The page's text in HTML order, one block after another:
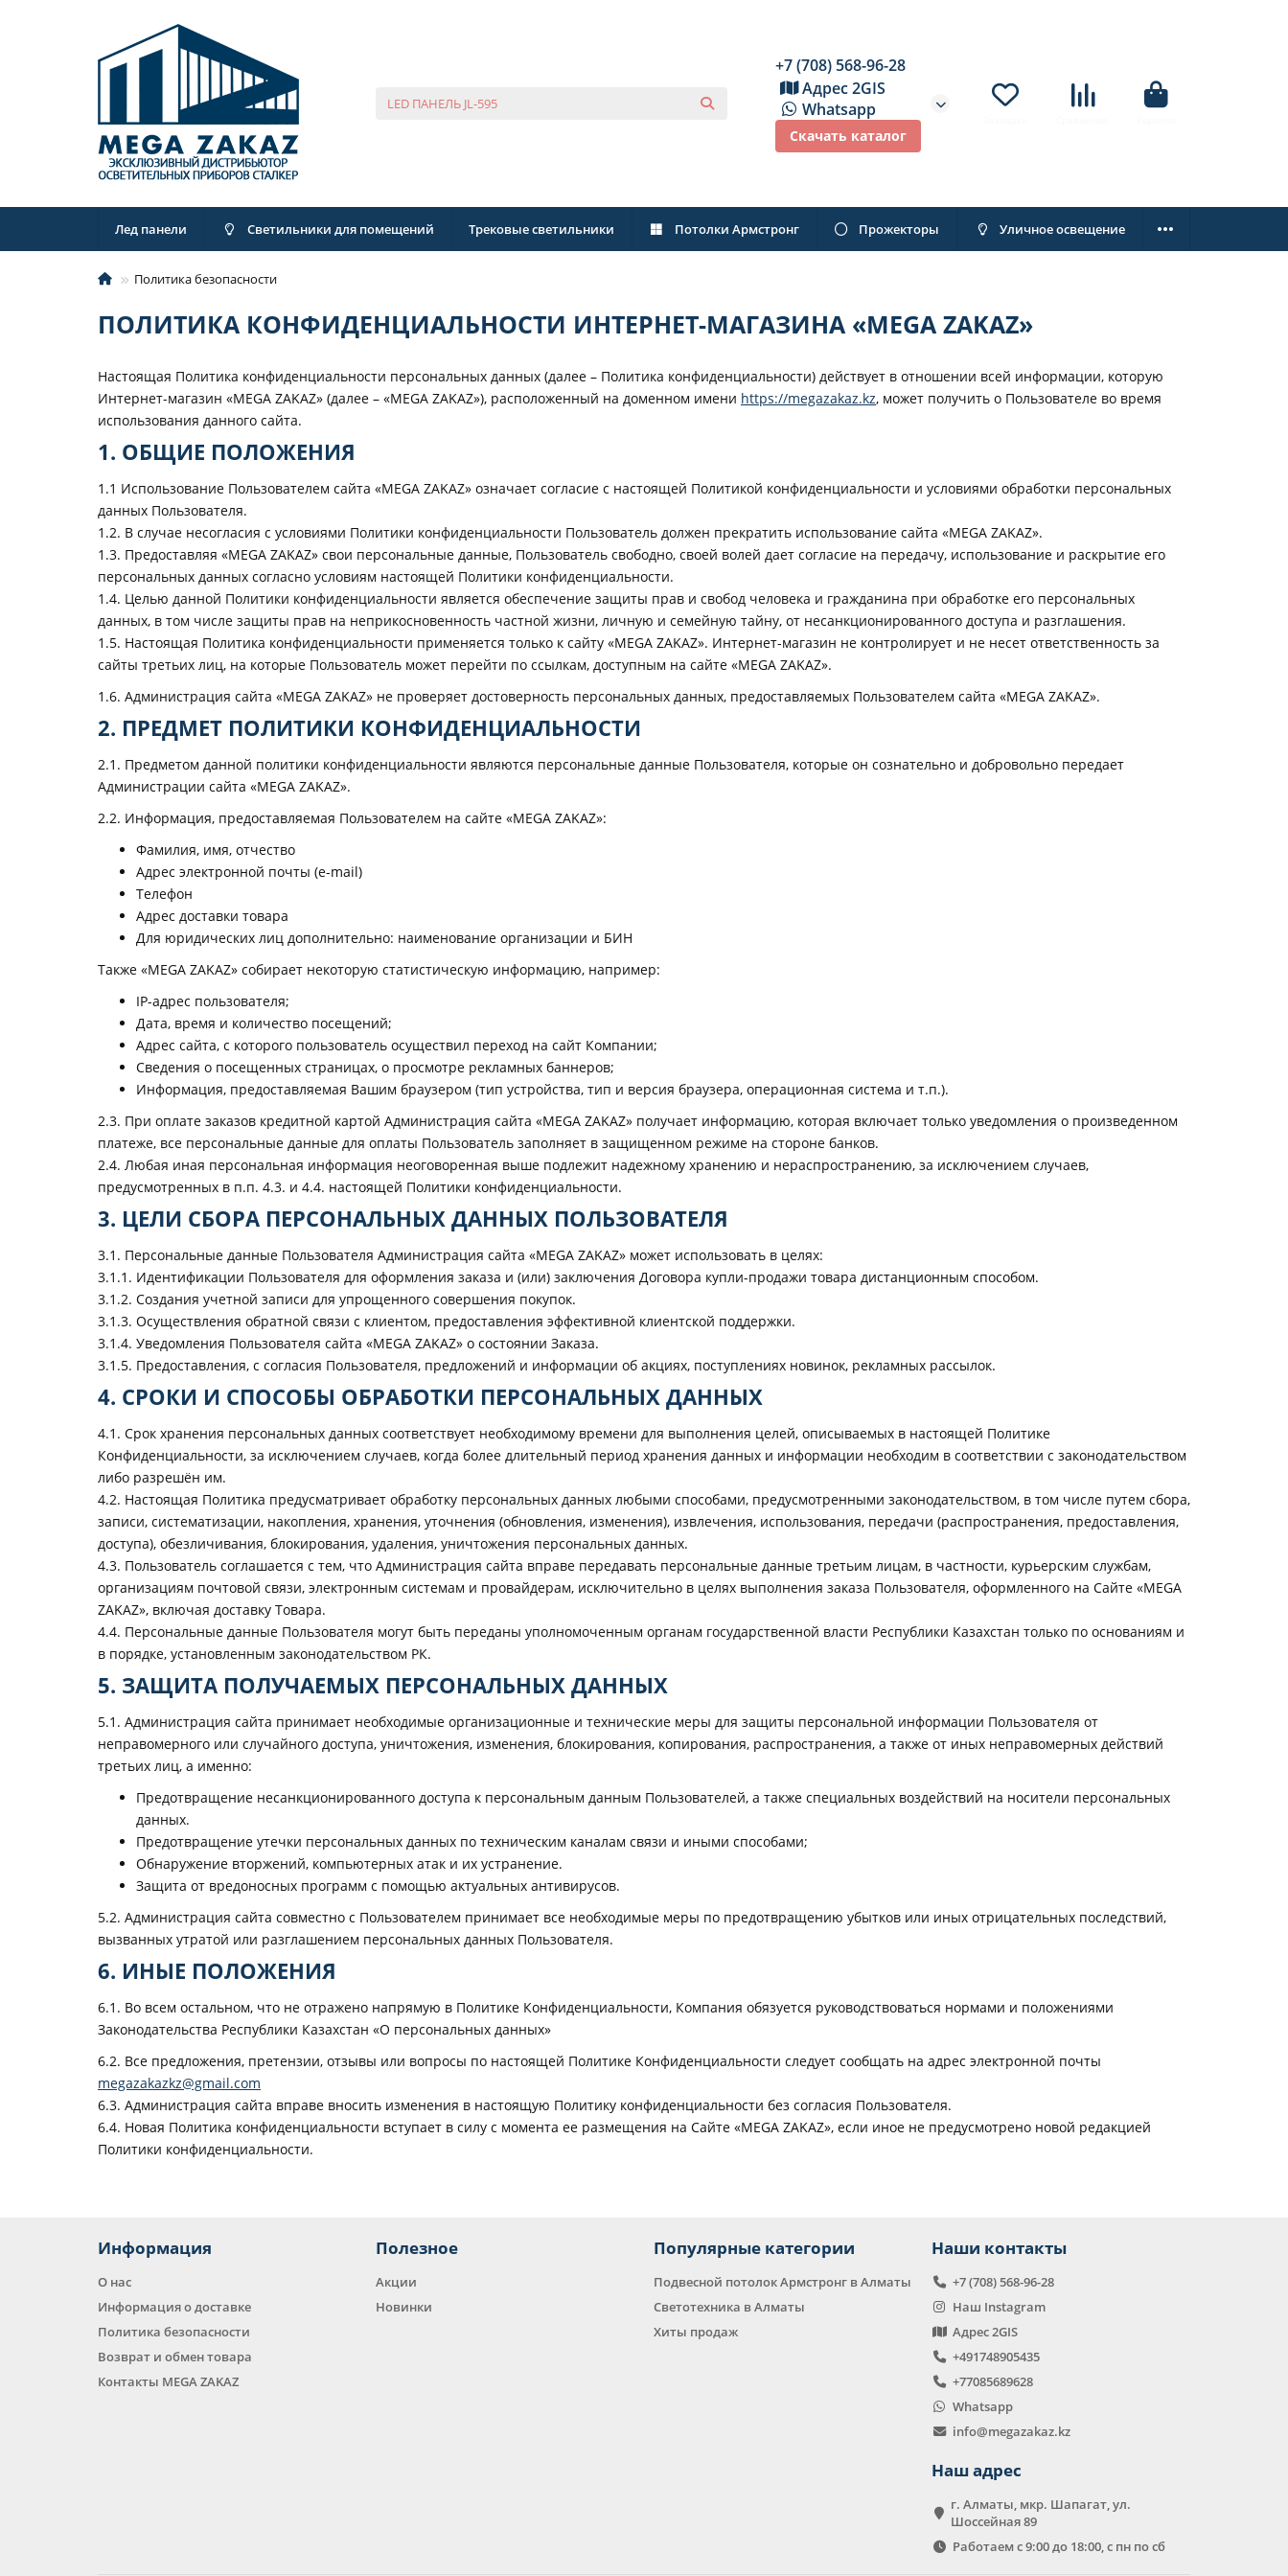
+7 (708) 568-96-28
Адрес 2GIS
Whatsapp
Скачать каталог
Лед панели Светильники для помещений Трековые светильники Потолки Армстронг Прожекторы Уличное освещение
Политика безопасности
ПОЛИТИКА КОНФИДЕНЦИАЛЬНОСТИ ИНТЕРНЕТ-МАГАЗИНА «MEGA ZAKAZ»
Настоящая Политика конфиденциальности персональных данных (далее – Политика конфиденциальности) действует в отношении всей информации, которую
Интернет-магазин «MEGA ZAKAZ» (далее – «MEGA ZAKAZ»), расположенный на доменном имени https://megazakaz.kz, может получить о Пользователе во время
использования данного сайта.
1. ОБЩИЕ ПОЛОЖЕНИЯ
1.1 Использование Пользователем сайта «MEGA ZAKAZ» означает согласие с настоящей Политикой конфиденциальности и условиями обработки персональных
данных Пользователя.
1.2. В случае несогласия с условиями Политики конфиденциальности Пользователь должен прекратить использование сайта «MEGA ZAKAZ».
1.3. Предоставляя «MEGA ZAKAZ» свои персональные данные, Пользователь свободно, своей волей дает согласие на передачу, использование и раскрытие его
персональных данных согласно условиям настоящей Политики конфиденциальности.
1.4. Целью данной Политики конфиденциальности является обеспечение защиты прав и свобод человека и гражданина при обработке его персональных
данных, в том числе защиты прав на неприкосновенность частной жизни, личную и семейную тайну, от несанкционированного доступа и разглашения.
1.5. Настоящая Политика конфиденциальности применяется только к сайту «MEGA ZAKAZ». Интернет-магазин не контролирует и не несет ответственность за
сайты третьих лиц, на которые Пользователь может перейти по ссылкам, доступным на сайте «MEGA ZAKAZ».
1.6. Администрация сайта «MEGA ZAKAZ» не проверяет достоверность персональных данных, предоставляемых Пользователем сайта «MEGA ZAKAZ».
2. ПРЕДМЕТ ПОЛИТИКИ КОНФИДЕНЦИАЛЬНОСТИ
2.1. Предметом данной политики конфиденциальности являются персональные данные Пользователя, которые он сознательно и добровольно передает
Администрации сайта «MEGA ZAKAZ».
2.2. Информация, предоставляемая Пользователем на сайте «MEGA ZAKAZ»:
Фамилия, имя, отчество
Адрес электронной почты (e-mail)
Телефон
Адрес доставки товара
Для юридических лиц дополнительно: наименование организации и БИН
Также «MEGA ZAKAZ» собирает некоторую статистическую информацию, например:
IP-адрес пользователя;
Дата, время и количество посещений;
Адрес сайта, с которого пользователь осуществил переход на сайт Компании;
Сведения о посещенных страницах, о просмотре рекламных баннеров;
Информация, предоставляемая Вашим браузером (тип устройства, тип и версия браузера, операционная система и т.п.).
2.3. При оплате заказов кредитной картой Администрация сайта «MEGA ZAKAZ» получает информацию, которая включает только уведомления о произведенном
платеже, все персональные данные для оплаты Пользователь заполняет в защищенном режиме на стороне банков.
2.4. Любая иная персональная информация неоговоренная выше подлежит надежному хранению и нераспространению, за исключением случаев,
предусмотренных в п.п. 4.3. и 4.4. настоящей Политики конфиденциальности.
3. ЦЕЛИ СБОРА ПЕРСОНАЛЬНЫХ ДАННЫХ ПОЛЬЗОВАТЕЛЯ
3.1. Персональные данные Пользователя Администрация сайта «MEGA ZAKAZ» может использовать в целях:
3.1.1. Идентификации Пользователя для оформления заказа и (или) заключения Договора купли-продажи товара дистанционным способом.
3.1.2. Создания учетной записи для упрощенного совершения покупок.
3.1.3. Осуществления обратной связи с клиентом, предоставления эффективной клиентской поддержки.
3.1.4. Уведомления Пользователя сайта «MEGA ZAKAZ» о состоянии Заказа.
3.1.5. Предоставления, с согласия Пользователя, предложений и информации об акциях, поступлениях новинок, рекламных рассылок.
4. СРОКИ И СПОСОБЫ ОБРАБОТКИ ПЕРСОНАЛЬНЫХ ДАННЫХ
4.1. Срок хранения персональных данных соответствует необходимому времени для выполнения целей, описываемых в настоящей Политике
Конфиденциальности, за исключением случаев, когда более длительный период хранения данных и информации необходим в соответствии с законодательством
либо разрешён им.
4.2. Настоящая Политика предусматривает обработку персональных данных любыми способами, предусмотренными законодательством, в том числе путем сбора,
записи, систематизации, накопления, хранения, уточнения (обновления, изменения), извлечения, использования, передачи (распространения, предоставления,
доступа), обезличивания, блокирования, удаления, уничтожения персональных данных.
4.3. Пользователь соглашается с тем, что Администрация сайта вправе передавать персональные данные третьим лицам, в частности, курьерским службам,
организациям почтовой связи, электронным системам и провайдерам, исключительно в целях выполнения заказа Пользователя, оформленного на Сайте «MEGA
ZAKAZ», включая доставку Товара.
4.4. Персональные данные Пользователя могут быть переданы уполномоченным органам государственной власти Республики Казахстан только по основаниям и
в порядке, установленным законодательством РК.
5. ЗАЩИТА ПОЛУЧАЕМЫХ ПЕРСОНАЛЬНЫХ ДАННЫХ
5.1. Администрация сайта принимает необходимые организационные и технические меры для защиты персональной информации Пользователя от
неправомерного или случайного доступа, уничтожения, изменения, блокирования, копирования, распространения, а также от иных неправомерных действий
третьих лиц, а именно:
Предотвращение несанкционированного доступа к персональным данным Пользователей, а также специальных воздействий на носители персональных
данных.
Предотвращение утечки персональных данных по техническим каналам связи и иными способами;
Обнаружение вторжений, компьютерных атак и их устранение.
Защита от вредоносных программ с помощью актуальных антивирусов.
5.2. Администрация сайта совместно с Пользователем принимает все необходимые меры по предотвращению убытков или иных отрицательных последствий,
вызванных утратой или разглашением персональных данных Пользователя.
6. ИНЫЕ ПОЛОЖЕНИЯ
6.1. Во всем остальном, что не отражено напрямую в Политике Конфиденциальности, Компания обязуется руководствоваться нормами и положениями
Законодательства Республики Казахстан «О персональных данных»
6.2. Все предложения, претензии, отзывы или вопросы по настоящей Политике Конфиденциальности следует сообщать на адрес электронной почты
megazakazkz@gmail.com
6.3. Администрация сайта вправе вносить изменения в настоящую Политику конфиденциальности без согласия Пользователя.
6.4. Новая Политика конфиденциальности вступает в силу с момента ее размещения на Сайте «MEGA ZAKAZ», если иное не предусмотрено новой редакцией
Политики конфиденциальности.
Информация
О нас
Информация о доставке
Политика безопасности
Возврат и обмен товара
Контакты MEGA ZAKAZ
Полезное
Акции
Новинки
Популярные категории
Подвесной потолок Армстронг в Алматы
Светотехника в Алматы
Хиты продаж
Наши контакты
+7 (708) 568-96-28
Наш Instagram
Адрес 2GIS
+491748905435
+77085689628
Whatsapp
info@megazakaz.kz
Наш адрес
г. Алматы, мкр. Шапагат, ул.
Шоссейная 89
Работаем с 9:00 до 18:00, с пн по сб